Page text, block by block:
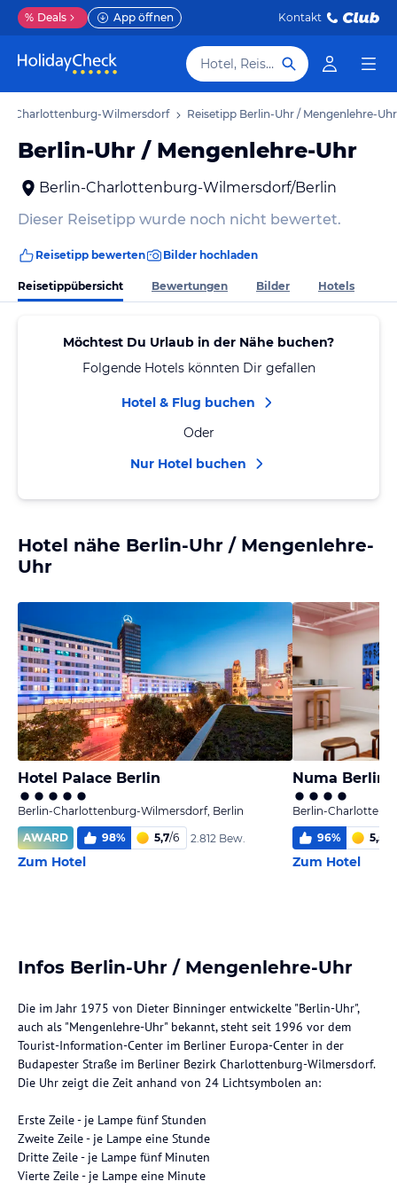
% Deals App öffnen Kontakt
Hotel, Reiseziel
Charlottenburg-Wilmersdorf Reisetipp Berlin-Uhr / Mengenlehre-Uhr
Berlin-Uhr / Mengenlehre-Uhr
Berlin-Charlottenburg-Wilmersdorf/Berlin
Dieser Reisetipp wurde noch nicht bewertet.
Reisetipp bewerten Bilder hochladen
Reisetippübersicht Bewertungen Bilder Hotels
Möchtest Du Urlaub in der Nähe buchen?
Folgende Hotels könnten Dir gefallen
Hotel & Flug buchen
Oder
Nur Hotel buchen
Hotel nähe Berlin-Uhr / Mengenlehre-
Uhr
Hotel Palace Berlin
Berlin-Charlottenburg-Wilmersdorf, Berlin
AWARD
98% 5,7/6 2.812 Bew.
Zum Hotel
Numa Berlin
Berlin-
96% 5,5
Zum Hotel
Infos Berlin-Uhr / Mengenlehre-Uhr
Die im Jahr 1975 von Dieter Binninger entwickelte "Berlin-Uhr",
auch als "Mengenlehre-Uhr" bekannt, steht seit 1996 vor dem
Tourist-Information-Center im Berliner Europa-Center in der
Budapester Straße im Berliner Bezirk Charlottenburg-Wilmersdorf.
Die Uhr zeigt die Zeit anhand von 24 Lichtsymbolen an:
Erste Zeile - je Lampe fünf Stunden
Zweite Zeile - je Lampe eine Stunde
Dritte Zeile - je Lampe fünf Minuten
Vierte Zeile - je Lampe eine Minute